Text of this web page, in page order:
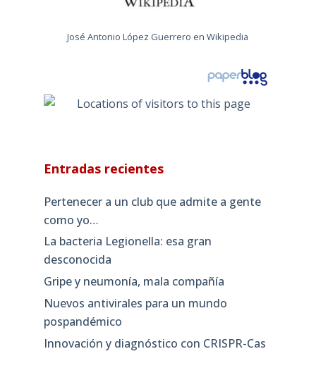
José Antonio López Guerrero en Wikipedia
Entradas recientes
Pertenecer a un club que admite a gente
como yo…
La bacteria Legionella: esa gran
desconocida
Gripe y neumonía, mala compañía
Nuevos antivirales para un mundo
pospandémico
Innovación y diagnóstico con CRISPR-Cas